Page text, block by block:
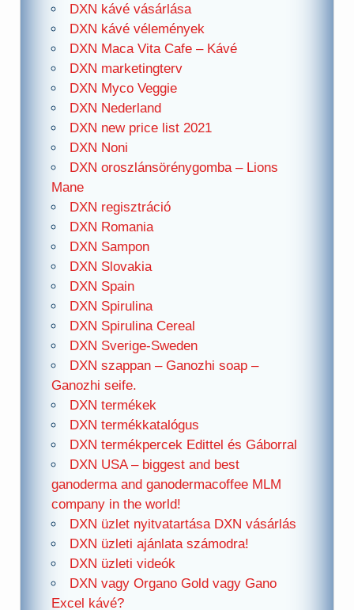
DXN kávé vásárlása
DXN kávé vélemények
DXN Maca Vita Cafe – Kávé
DXN marketingterv
DXN Myco Veggie
DXN Nederland
DXN new price list 2021
DXN Noni
DXN oroszlánsörénygomba – Lions
Mane
DXN regisztráció
DXN Romania
DXN Sampon
DXN Slovakia
DXN Spain
DXN Spirulina
DXN Spirulina Cereal
DXN Sverige-Sweden
DXN szappan – Ganozhi soap –
Ganozhi seife.
DXN termékek
DXN termékkatalógus
DXN termékpercek Edittel és Gáborral
DXN USA – biggest and best
ganoderma and ganodermacoffee MLM
company in the world!
DXN üzlet nyitvatartása DXN vásárlás
DXN üzleti ajánlata számodra!
DXN üzleti videók
DXN vagy Organo Gold vagy Gano
Excel kávé?